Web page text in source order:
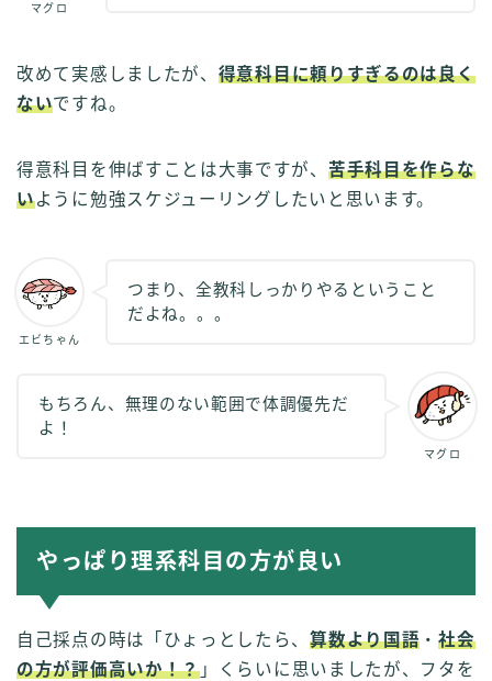
マグロ
改めて実感しましたが、 得意科目に頼りすぎるのは良く
ないですね。
得意科目を伸ばすことは大事ですが、 苦手科目を作らな
いように勉強スケジューリングしたいと思います。
エビちゃん
つまり、全教科しっかりやるということ
だよね。。。
マグロ
もちろん、無理のない範囲で体調優先だ
よ！
やっぱり理系科目の方が良い
自己採点の時は「ひょっとしたら、算数より国語 ・社会
の方が評価高いか！？ 」くらいに思いましたが、フタを